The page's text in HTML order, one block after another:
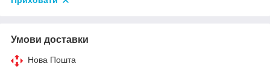
Умови доставки
Нова Пошта